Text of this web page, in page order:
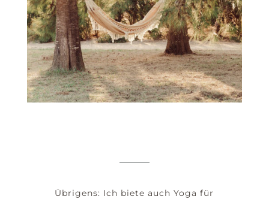
Übrigens: Ich biete auch Yoga für